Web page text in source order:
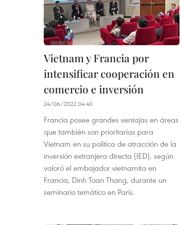
Vietnam y Francia por
intensificar cooperación en
comercio e inversión
24/06/2022 04:40
Francia posee grandes ventajas en áreas
que también son prioritarias para
Vietnam en su política de atracción de la
inversión extranjera directa (IED), según
valoró el embajador vietnamita en
Francia, Dinh Toan Thang, durante un
seminario temático en París.